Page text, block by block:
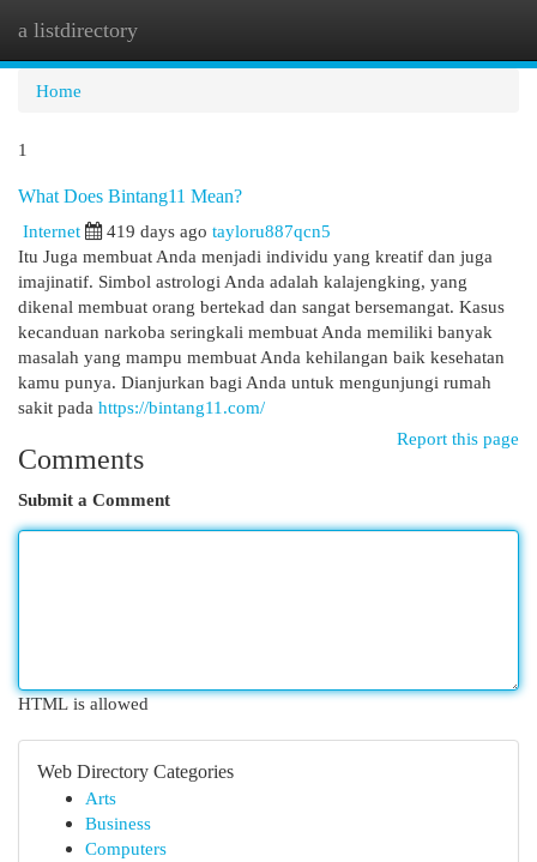
a listdirectory
Home
1
What Does Bintang11 Mean?
Internet
419 days ago tayloru887qcn5
Itu Juga membuat Anda menjadi individu yang kreatif dan juga
imajinatif. Simbol astrologi Anda adalah kalajengking, yang
dikenal membuat orang bertekad dan sangat bersemangat. Kasus
kecanduan narkoba seringkali membuat Anda memiliki banyak
masalah yang mampu membuat Anda kehilangan baik kesehatan
kamu punya. Dianjurkan bagi Anda untuk mengunjungi rumah
sakit pada https://bintang11.com/
Report this page
Comments
Submit a Comment
HTML is allowed
Web Directory Categories
Arts
Business
Computers